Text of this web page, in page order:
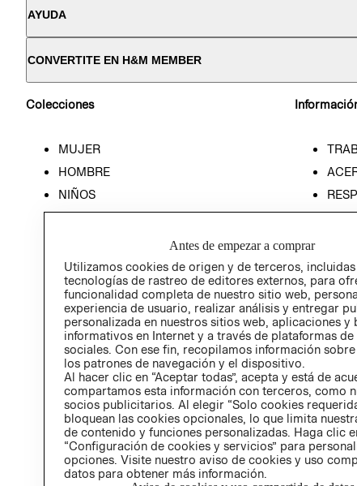
AYUDA
CONVERTITE EN H&M MEMBER
Colecciones
MUJER
HOMBRE
NIÑOS
HOME
Antes de empezar a comprar
Utilizamos cookies de origen y de terceros,
tecnologías de rastreo de editores externos, para
funcionalidad completa de nuestro sitio web,
experiencia de usuario, realizar análisis y entregar
personalizada en nuestros sitios web, aplicaciones y
informativos en Internet y a través de plataformas de
sociales. Con ese fin, recopilamos información
los patrones de navegación y el dispositivo.
Al hacer clic en “Aceptar todas”, acepta y está de
compartamos esta información con terceros, como
socios publicitarios. Al elegir “Solo cookies
bloquean las cookies opcionales, lo que limita
de contenido y funciones personalizadas. Haga clic
“Configuración de cookies y servicios” para
opciones. Visite nuestro aviso de cookies y uso
datos para obtener más información.